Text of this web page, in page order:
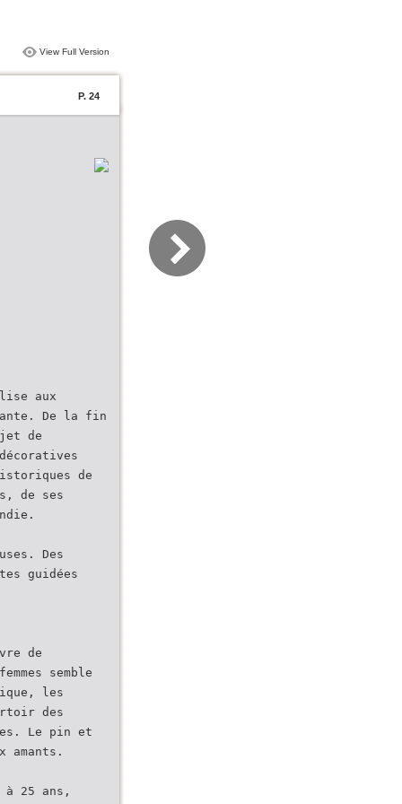
View Full Version
P. 24
aux
De la fin
de
de
de ses
Des
guidées
de
semble
les
des
Le pin et
amants.
25 ans,